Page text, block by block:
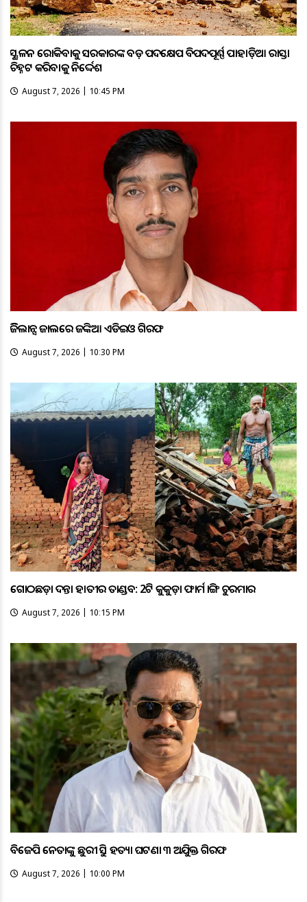
ଭୂସ୍ଖଳନ ରୋକିବାକୁ ସରକାରଙ୍କ ବଡ଼ ପଦକ୍ଷେପ ବିପଦପୂର୍ଣ୍ଣ ପାହାଡ଼ିଆ ରାସ୍ତା
ଚିହ୍ନଟ କରିବାକୁ ନିର୍ଦ୍ଦେଶ
August 7, 2026 | 10:45 PM
ଭିଜିଲାନ୍ସ ଜାଲରେ ଜଙ୍କିଆ ଏଡିଇଓ ଗିରଫ
August 7, 2026 | 10:30 PM
ଗୋଠଛଡ଼ା ଦନ୍ତା ହାତୀର ତାଣ୍ଡବ: 2ଟି କୁକୁଡ଼ା ଫାର୍ମ ଭାଙ୍ଗି ଚୁରମାର
August 7, 2026 | 10:15 PM
ବିଜେପି ନେତାଙ୍କୁ ଛୁରୀ ଭୁସି ହତ୍ୟା ଘଟଣା ୩ ଅଭିଯୁକ୍ତ ଗିରଫ
August 7, 2026 | 10:00 PM